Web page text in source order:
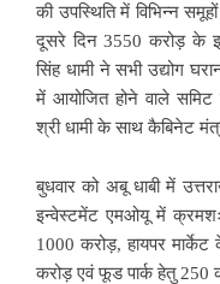
की उपस्थिति में विभिन्न
दूसरे दिन 3550 करोड़ के
सिंह धामी ने सभी उद्योग
में आयोजित होने वाले समिट
श्री धामी के साथ कैबिनेट
बुधवार को अबू धाबी में
इन्वेस्टमेंट एमओयू में
1000 करोड़, हायपर
करोड़ एवं फूड पार्क हेतु 250